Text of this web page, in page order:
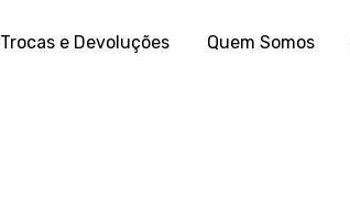
Trocas e Devoluções Quem Somos